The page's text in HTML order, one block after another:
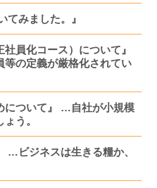
てみました。』
社員化コース）について』
の定義が厳格化されてい
について』 …自社が小規模
う。
…ビジネスは生きる糧か、